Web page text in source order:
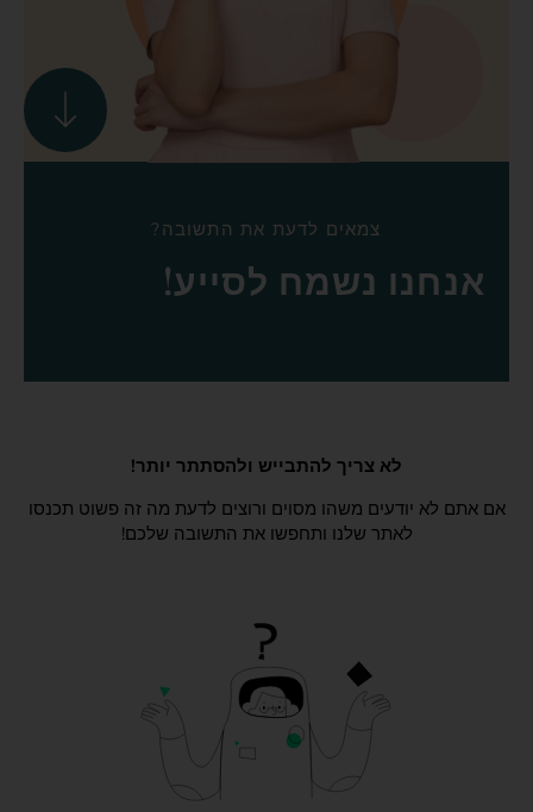
צמאים לדעת את התשובה?
אנחנו נשמח לסייע!
לא צריך להתבייש ולהסתתר יותר!
אם אתם לא יודעים משהו מסוים ורוצים לדעת מה זה פשוט תכנסו
לאתר שלנו ותחפשו את התשובה שלכם!